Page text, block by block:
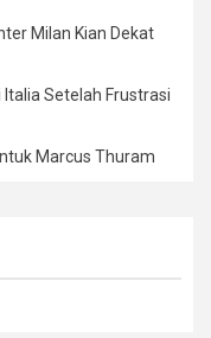
Milan Kian Dekat
Italia Setelah Frustrasi
Marcus Thuram